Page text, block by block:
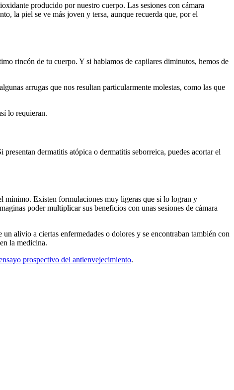
producido por nuestro cuerpo. Las sesiones con cámara
la piel se ve más joven y tersa, aunque recuerda que, por el
rincón de tu cuerpo. Y si hablamos de capilares diminutos, hemos de
arrugas que nos resultan particularmente molestas, como las que
lo requieran.
dermatitis atópica o dermatitis seborreica, puedes acortar el
mínimo. Existen formulaciones muy ligeras que sí lo logran y
poder multiplicar sus beneficios con unas sesiones de cámara
alivio a ciertas enfermedades o dolores y se encontraban también con
la medicina.
prospectivo del antienvejecimiento.